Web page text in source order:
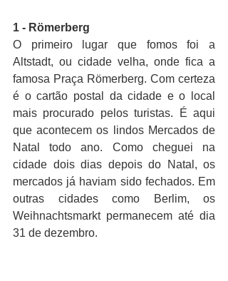
1 - Römerberg
O primeiro lugar que fomos foi a
Altstadt, ou cidade velha, onde fica a
famosa Praça Römerberg. Com certeza
é o cartão postal da cidade e o local
mais procurado pelos turistas. É aqui
que acontecem os lindos Mercados de
Natal todo ano. Como cheguei na
cidade dois dias depois do Natal, os
mercados já haviam sido fechados. Em
outras cidades como Berlim, os
Weihnachtsmarkt permanecem até dia
31 de dezembro.